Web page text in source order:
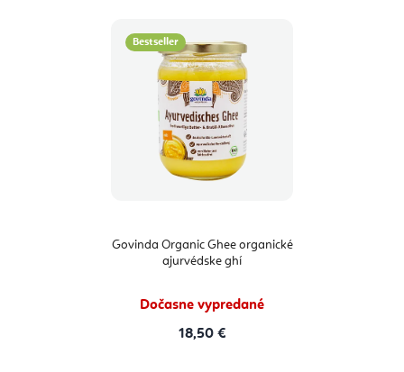
Bestseller
Govinda Organic Ghee organické
ajurvédske ghí
Dočasne vypredané
18,50 €